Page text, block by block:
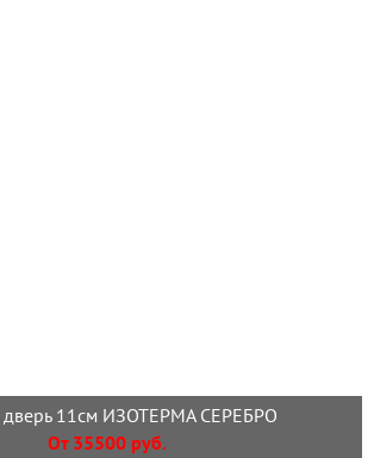
дверь 11см ИЗОТЕРМА СЕРЕБРО
От 35500 руб.